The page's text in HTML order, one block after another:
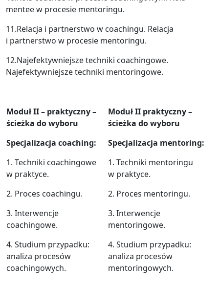
mentee w procesie mentoringu.
11.Relacja i partnerstwo w coachingu. Relacja
i partnerstwo w procesie mentoringu.
12.Najefektywniejsze techniki coachingowe.
Najefektywniejsze techniki mentoringowe.
Moduł II – praktyczny –
ścieżka do wyboru
Specjalizacja coaching:
1. Techniki coachingowe
w praktyce.
2. Proces coachingu.
3. Interwencje
coachingowe.
4. Studium przypadku:
analiza procesów
coachingowych.
Moduł II praktyczny –
ścieżka do wyboru
Specjalizacja mentoring:
1. Techniki mentoringu
w praktyce.
2. Proces mentoringu.
3. Interwencje
mentoringowe.
4. Studium przypadku:
analiza procesów
mentoringowych.